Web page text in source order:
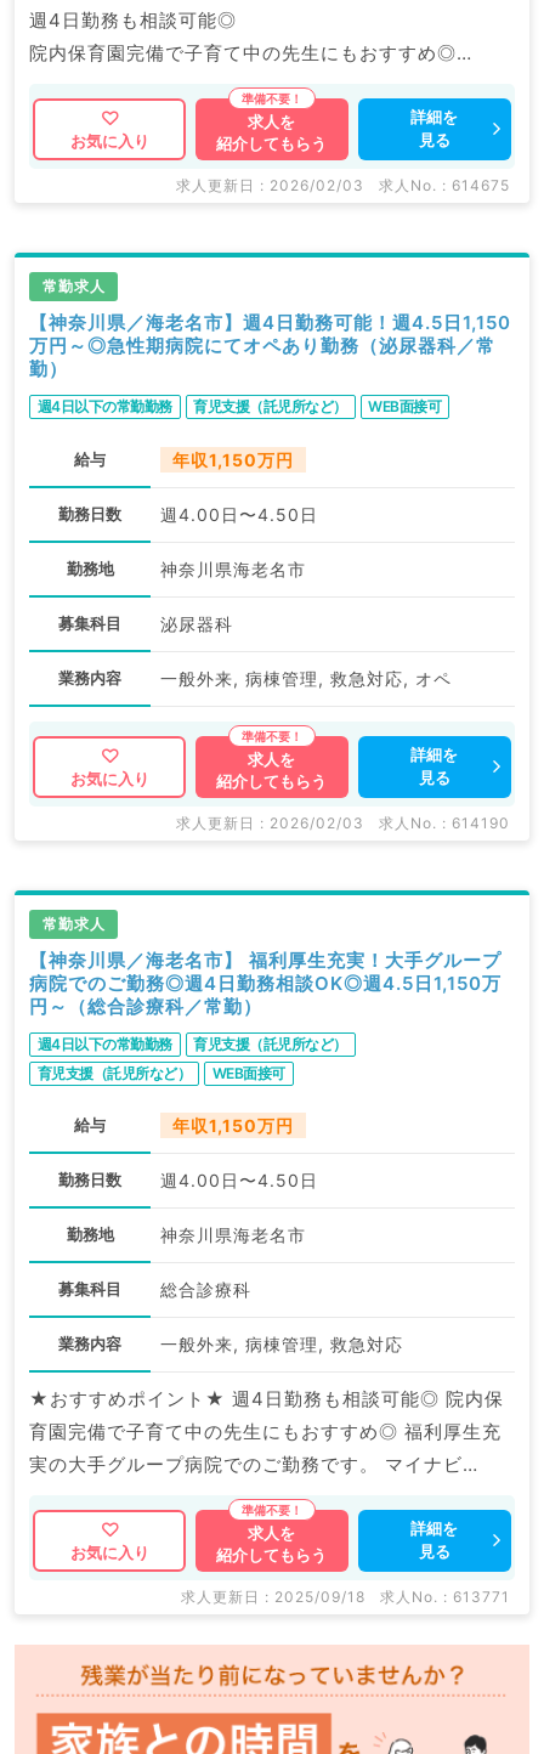
週4日勤務も相談可能◎
院内保育園完備で子育て中の先生にもおすすめ◎
福利厚生充実の大手グループ病院でのご勤務です。
マイナビDOCTORでは病院やクリニックなどの医療機
関求人はもちろんのこと、
求人内容の詳細等はお気軽にお問合せ下さい。
お気に入り
求人を
紹介してもらう
詳細を
見る
求人更新日 : 2026/02/03 求人No. : 614675
常勤求人
【神奈川県／海老名市】週4日勤務可能！週4.5日1,150
万円～◎急性期病院にてオペあり勤務（泌尿器科／常
勤）
週4日以下の常勤勤務 育児支援（託児所など） WEB面接可
給与 年収1,150万円
勤務日数 週4.00日〜4.50日
勤務地 神奈川県海老名市
募集科目 泌尿器科
業務内容 一般外来, 病棟管理, 救急対応, オペ
お気に入り
求人を
紹介してもらう
詳細を
見る
求人更新日 : 2026/02/03 求人No. : 614190
常勤求人
【神奈川県／海老名市】 福利厚生充実！大手グループ
病院でのご勤務◎週4日勤務相談OK◎週4.5日1,150万
円～（総合診療科／常勤）
週4日以下の常勤勤務
育児支援（託児所など）
育児支援（託児所など）
WEB面接可
給与 年収1,150万円
勤務日数 週4.00日〜4.50日
勤務地 神奈川県海老名市
募集科目 総合診療科
業務内容 一般外来, 病棟管理, 救急対応
★おすすめポイント★ 週4日勤務も相談可能◎ 院内保
育園完備で子育て中の先生にもおすすめ◎ 福利厚生充
実の大手グループ病院でのご勤務です。 マイナビ
DOCTORでは病院やクリニックなどの医療機関求人は
もちろんのこと、 産業医等の企業系求人も多数扱って
います。 求人内容の詳細等はお気軽にお問合せ下さ
お気に入り
求人を
紹介してもらう
詳細を
見る
求人更新日 : 2025/09/18 求人No. : 613771